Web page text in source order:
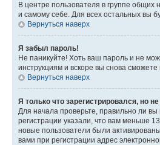
В центре пользователя в группе
и самому себе. Для всех остальных вы
Вернуться наверх
Я забыл пароль!
Не паникуйте! Хоть ваш пароль и не
инструкциям и вскоре вы снова
Вернуться наверх
Я только что зарегистрировался, но
Для начала проверьте, правильно ли
регистрации указали, что вам меньше
новые пользователи были
вами при регистрации адрес